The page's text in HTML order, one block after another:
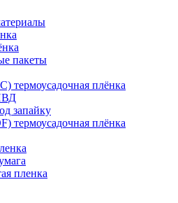
пакеты
термоусадочная плёнка
запайку
термоусадочная плёнка
пленка